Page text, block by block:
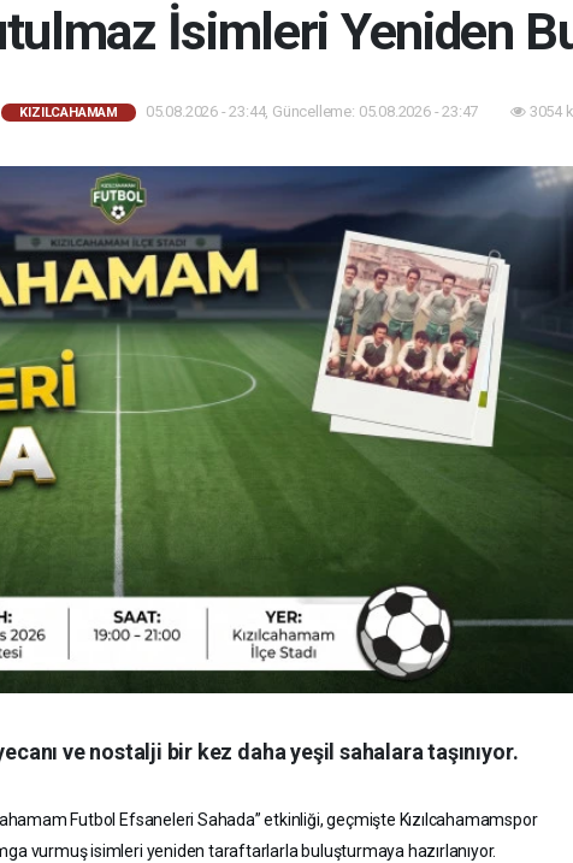
İsimleri Yeniden
KIZILCAHAMAM 05.08.2026 - 23:44, Güncelleme: 05.08.2026 - 23:47 3054
ve nostalji bir kez daha yeşil sahalara taşınıyor.
Futbol Efsaneleri Sahada” etkinliği, geçmişte Kızılcahamamspor
vurmuş isimleri yeniden taraftarlarla buluşturmaya hazırlanıyor.